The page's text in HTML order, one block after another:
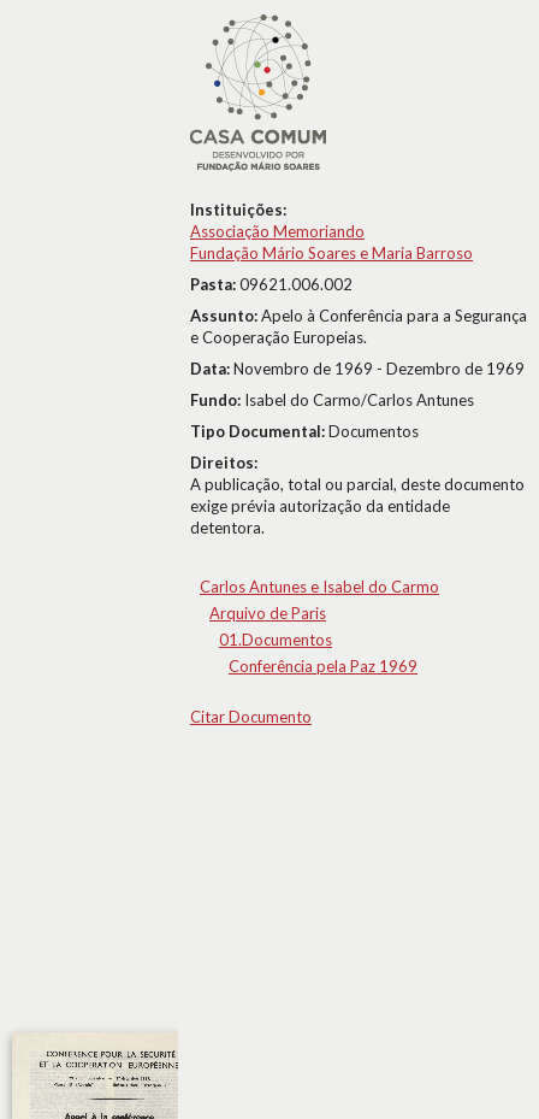
Instituições:
Associação Memoriando
Fundação Mário Soares e Maria Barroso
Pasta:09621.006.002
Assunto:Apelo à Conferência para a Segurança
e Cooperação Europeias.
Data:Novembro de 1969 - Dezembro de 1969
Fundo: Isabel do Carmo/Carlos Antunes
Tipo Documental:Documentos
Direitos:
A publicação, total ou parcial, deste documento
exige prévia autorização da entidade
detentora.
Carlos Antunes e Isabel do Carmo
Arquivo de Paris
01.Documentos
Conferência pela Paz 1969
Citar Documento